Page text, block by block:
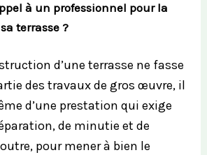
à un professionnel pour la
terrasse ?
d’une terrasse ne fasse
des travaux de gros œuvre, il
d’une prestation qui exige
de minutie et de
pour mener à bien le